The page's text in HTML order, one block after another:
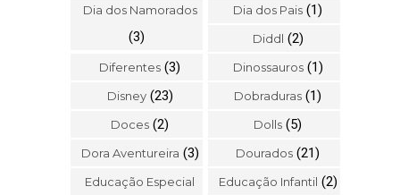
Dia dos Namorados
(3)
Dia dos Pais (1)
Diddl (2)
Diferentes (3) Dinossauros (1)
Disney (23) Dobraduras (1)
Doces (2) Dolls (5)
Dora Aventureira (3) Dourados (21)
Educação Especial Educação Infantil (2)